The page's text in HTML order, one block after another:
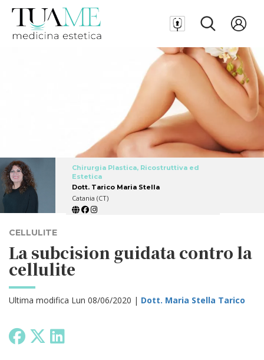
Chirurgia Plastica, Ricostruttiva ed
Estetica
Dott. Tarico Maria Stella
Catania (CT)
CELLULITE
La subcision guidata contro la
cellulite
Ultima modifica Lun 08/06/2020 | Dott. Maria Stella Tarico